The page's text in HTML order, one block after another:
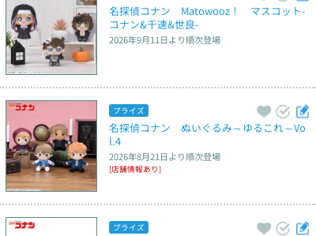
名探偵コナン　Matowooz！　マスコット‐
コナン&千速&世良‐
2026年9月11日より順次登場
プライズ
名探偵コナン　ぬいぐるみ～ゆるこれ～Vo
l.4
2026年8月21日より順次登場
[店舗情報あり]
プライズ